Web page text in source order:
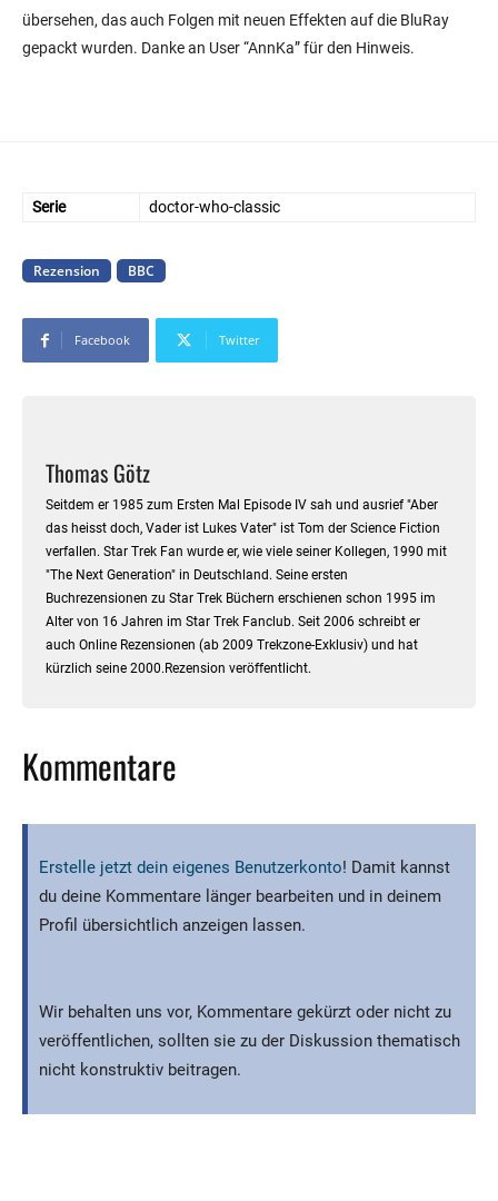
übersehen, das auch Folgen mit neuen Effekten auf die BluRay
gepackt wurden. Danke an User “AnnKa” für den Hinweis.
Serie doctor-who-classic
Rezension BBC
Facebook Twitter
Thomas Götz
Seitdem er 1985 zum Ersten Mal Episode IV sah und ausrief "Aber
das heisst doch, Vader ist Lukes Vater" ist Tom der Science Fiction
verfallen. Star Trek Fan wurde er, wie viele seiner Kollegen, 1990 mit
"The Next Generation" in Deutschland. Seine ersten
Buchrezensionen zu Star Trek Büchern erschienen schon 1995 im
Alter von 16 Jahren im Star Trek Fanclub. Seit 2006 schreibt er
auch Online Rezensionen (ab 2009 Trekzone-Exklusiv) und hat
kürzlich seine 2000.Rezension veröffentlicht.
Kommentare
Erstelle jetzt dein eigenes Benutzerkonto! Damit kannst
du deine Kommentare länger bearbeiten und in deinem
Profil übersichtlich anzeigen lassen.
Wir behalten uns vor, Kommentare gekürzt oder nicht zu
veröffentlichen, sollten sie zu der Diskussion thematisch
nicht konstruktiv beitragen.